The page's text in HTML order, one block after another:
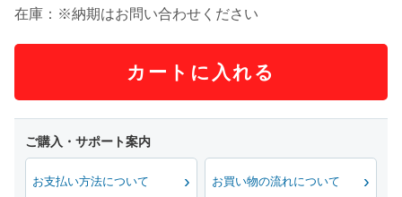
在庫：※納期はお問い合わせください
カートに入れる
お支払い方法について お買い物の流れについて